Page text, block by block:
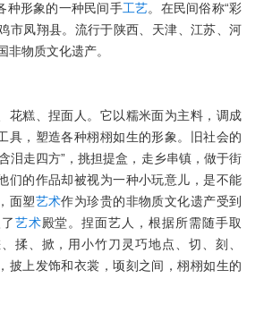
种形象的一种民间手工艺。在民间俗称“彩
市凤翔县。流行于陕西、天津、江苏、河
非物质文化遗产。
花糕、捏面人。它以糯米面为主料，调成
具，塑造各种栩栩如生的形象。旧社会的
泪走四方”，挑担提盒，走乡串镇，做于街
们的作品却被视为一种小玩意儿，是不能
面塑艺术作为珍贵的非物质文化遗产受到
艺术殿堂。捏面艺人，根据所需随手取
揉、掀，用小竹刀灵巧地点、切、刻、
披上发饰和衣裳，顷刻之间，栩栩如生的